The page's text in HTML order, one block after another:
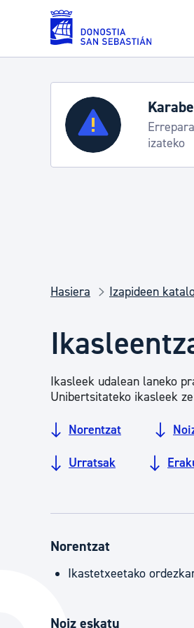
Eduki nagusira joan
Zerbitzuak
Errolda eta gai
Haurrak eta
izateko
Hasiera Izapideen
Ikasleek udalean laneko
Unibertsitateko ikasleek
Norentzat
Urratsak
Norentzat
Ikastetxeetako
Noiz eskatu